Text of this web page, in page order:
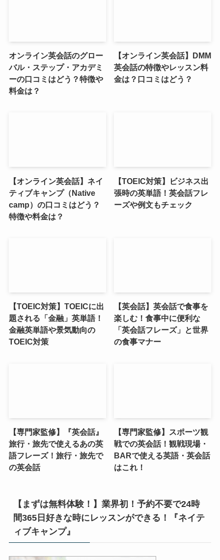
オンライン英会話のグロー
バル・ステップ・アカデミ
ーの口コミはどう？特徴や
料金は？
【オンライン英会話】DMM
英会話の特徴やレッスン料
金は？口コミはどう？
【オンライン英会話】ネイ
ティブキャンプ（Native
camp）の口コミはどう？
特徴や料金は？
【TOEIC対策】ビジネス出
張時の英単語！英会話フレ
ーズや例文もチェック
【TOEIC対策】TOEICに出
題される「金融」英単語！
金融英単語や景気動向の
TOEIC対策
【英会話】英会話で食事を
楽しむ！食事中に便利な
「英会話フレーズ」と世界
の食事マナー
【専門家監修】『英会話』
旅行・旅先で使えるあの英
語フレーズ！旅行・旅先で
の英会話
【専門家監修】スポーツ観
戦での英会話！観戦現場・
BARで使える英語・英会話
はこれ！
【まずは無料体験！】業界初！予約不要で24時
間365日好きな時にレッスンができる！『ネイテ
ィブキャンプ』